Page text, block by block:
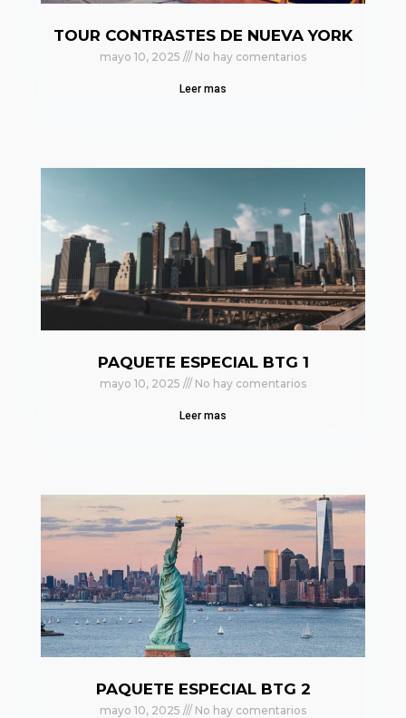
TOUR CONTRASTES DE NUEVA YORK
mayo 10, 2025 No hay comentarios
Leer mas
PAQUETE ESPECIAL BTG 1
mayo 10, 2025 No hay comentarios
Leer mas
PAQUETE ESPECIAL BTG 2
mayo 10, 2025 No hay comentarios